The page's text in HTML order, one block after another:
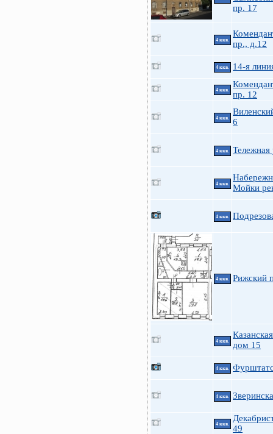
пр. 17
4 ккв.
пр., д.12
4 ккв. 14-я
4 ккв.
пр. 12
4 ккв.
6
4 ккв. Тележная
4 ккв.
Мойки
4 ккв.
4 ккв. Рижский
4 ккв.
дом 15
4 ккв.
4 ккв.
4 ккв.
49